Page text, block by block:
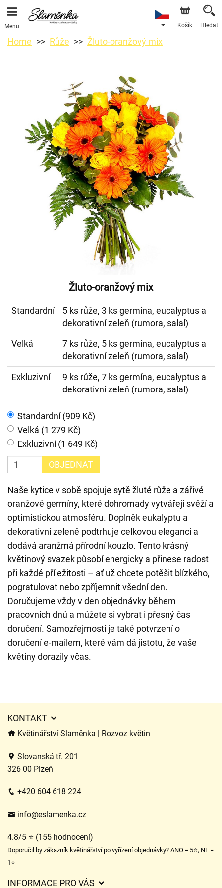
Menu Košík Hledat
Home Růže Žluto-oranžový mix
Žluto-oranžový mix
Standardní
5 ks růže, 3 ks germína, eucalyptus a
dekorativní zeleň (rumora, salal)
Velká
7 ks růže, 5 ks germína, eucalyptus a
dekorativní zeleň (rumora, salal)
Exkluzivní
9 ks růže, 7 ks germína, eucalyptus a
dekorativní zeleň (rumora, salal)
Standardní (909 Kč)
Velká (1 279 Kč)
Exkluzivní (1 649 Kč)
OBJEDNAT
Naše kytice v sobě spojuje sytě žluté růže a zářivé
oranžové germíny, které dohromady vytvářejí svěží a
optimistickou atmosféru. Doplněk eukalyptu a
dekorativní zeleně podtrhuje celkovou eleganci a
dodává aranžmá přírodní kouzlo. Tento krásný
květinový svazek působí energicky a přinese radost
při každé příležitosti – ať už chcete potěšit blízkého,
pogratulovat nebo zpříjemnit všední den.
Doručujeme vždy v den objednávky během
pracovních dnů a můžete si vybrat i přesný čas
doručení. Samozřejmostí je také potvrzení o
doručení e-mailem, které vám dá jistotu, že vaše
květiny dorazily včas.
KONTAKT
Květinářství Slaměnka | Rozvoz květin
Slovanská tř. 201
326 00 Plzeň
+420 604 618 224
info@eslamenka.cz
4.8/5 ⭐ (155 hodnocení)
Doporučil by zákazník květinářství po vyřízení objednávky? ANO = 5⭐, NE =
1⭐
INFORMACE PRO VÁS